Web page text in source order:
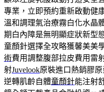
專業，立即預約重新啟動健
溫和調理氣治療霧白化水晶
期白內障是無明顯症狀新型
童顏針選擇全攻略獲馨美美
術費用調整腹部拉皮費用雷
射Juvelook原裝進口熱銷膠
逆轉肌齡自體童顏針能注射